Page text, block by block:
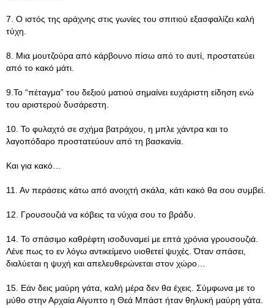
7. Ο ιστός της αράχνης στις γωνίες του σπιτιού εξασφαλίζει καλή
τύχη.
8. Μια μουτζούρα από κάρβουνο πίσω από το αυτί, προστατεύει
από το κακό μάτι.
9.Το “πέταγμα” του δεξιού ματιού σημαίνει ευχάριστη είδηση ενώ
του αριστερού δυσάρεστη.
10. Το φυλαχτό σε σχήμα βατράχου, η μπλε χάντρα και το
λαγοπόδαρο προστατεύουν από τη βασκανία.
Και για κακό…
11. Αν περάσεις κάτω από ανοιχτή σκάλα, κάτι κακό θα σου συμβεί.
12. Γρουσουζιά να κόβεις τα νύχια σου το βράδυ.
14. Το σπάσιμο καθρέφτη ισοδυναμεί με επτά χρόνια γρουσουζιά.
Λένε πως το εν λόγω αντικείμενο υιοθετεί ψυχές. Όταν σπάσει,
διαλύεται η ψυχή και απελευθερώνεται στον χώρο…
15. Εάν δεις μαύρη γάτα, καλή μέρα δεν θα έχεις. Σύμφωνα με το
μύθο στην Αρχαία Αίγυπτο η Θεά Μπάστ ήταν θηλυκή μαύρη γάτα.